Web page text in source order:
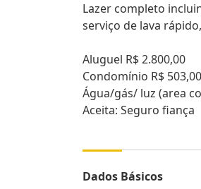
Lazer completo
serviço de lava
Aluguel R$ 2.800,00
Condomínio R$ 503,00
Água/gás/ luz (area
Aceita: Seguro fiança
Dados Básicos